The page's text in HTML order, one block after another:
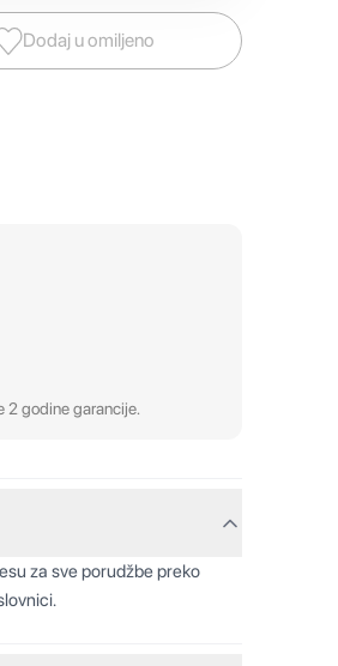
Dodaj u omiljeno
2 godine garancije.
za sve porudžbe preko